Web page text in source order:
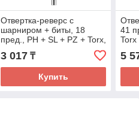
Отвертка-реверс с
шарниром + биты, 18
пред., PH + SL + PZ + Torx,
CrV, 2к рукоятка// Sparta
3 017₸
Купить
41
5